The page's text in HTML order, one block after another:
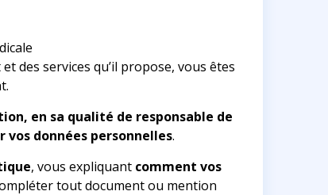
des services qu’il propose, vous êtes
en sa qualité de responsable de
données personnelles.
, vous expliquant comment vos
tout document ou mention